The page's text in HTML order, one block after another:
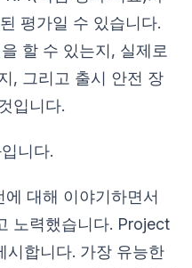
평가일 수 있습니다.
할 수 있는지, 실제로
, 그리고 출시 안전 장
입니다.
니다.
대해 이야기하면서
노력했습니다. Project
시합니다. 가장 유능한